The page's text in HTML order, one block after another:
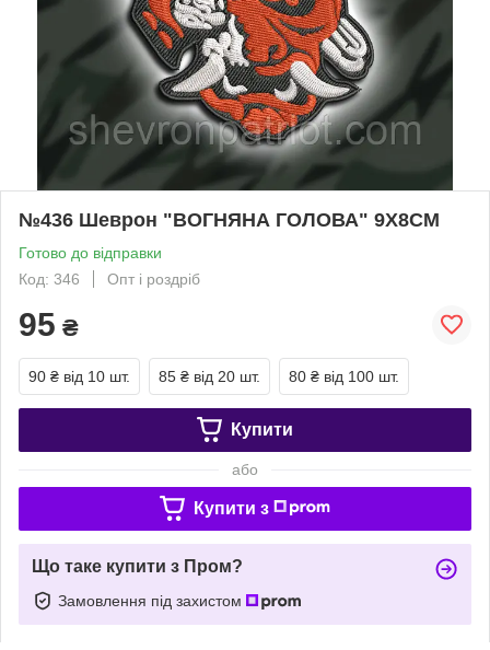
№436 Шеврон "ВОГНЯНА ГОЛОВА" 9Х8СМ
Готово до відправки
Код: 346
Опт і роздріб
95 ₴
90 ₴ від 10 шт. 85 ₴ від 20 шт. 80 ₴ від 100 шт.
Купити
або
Купити з
Що таке купити з Пром?
Замовлення під захистом